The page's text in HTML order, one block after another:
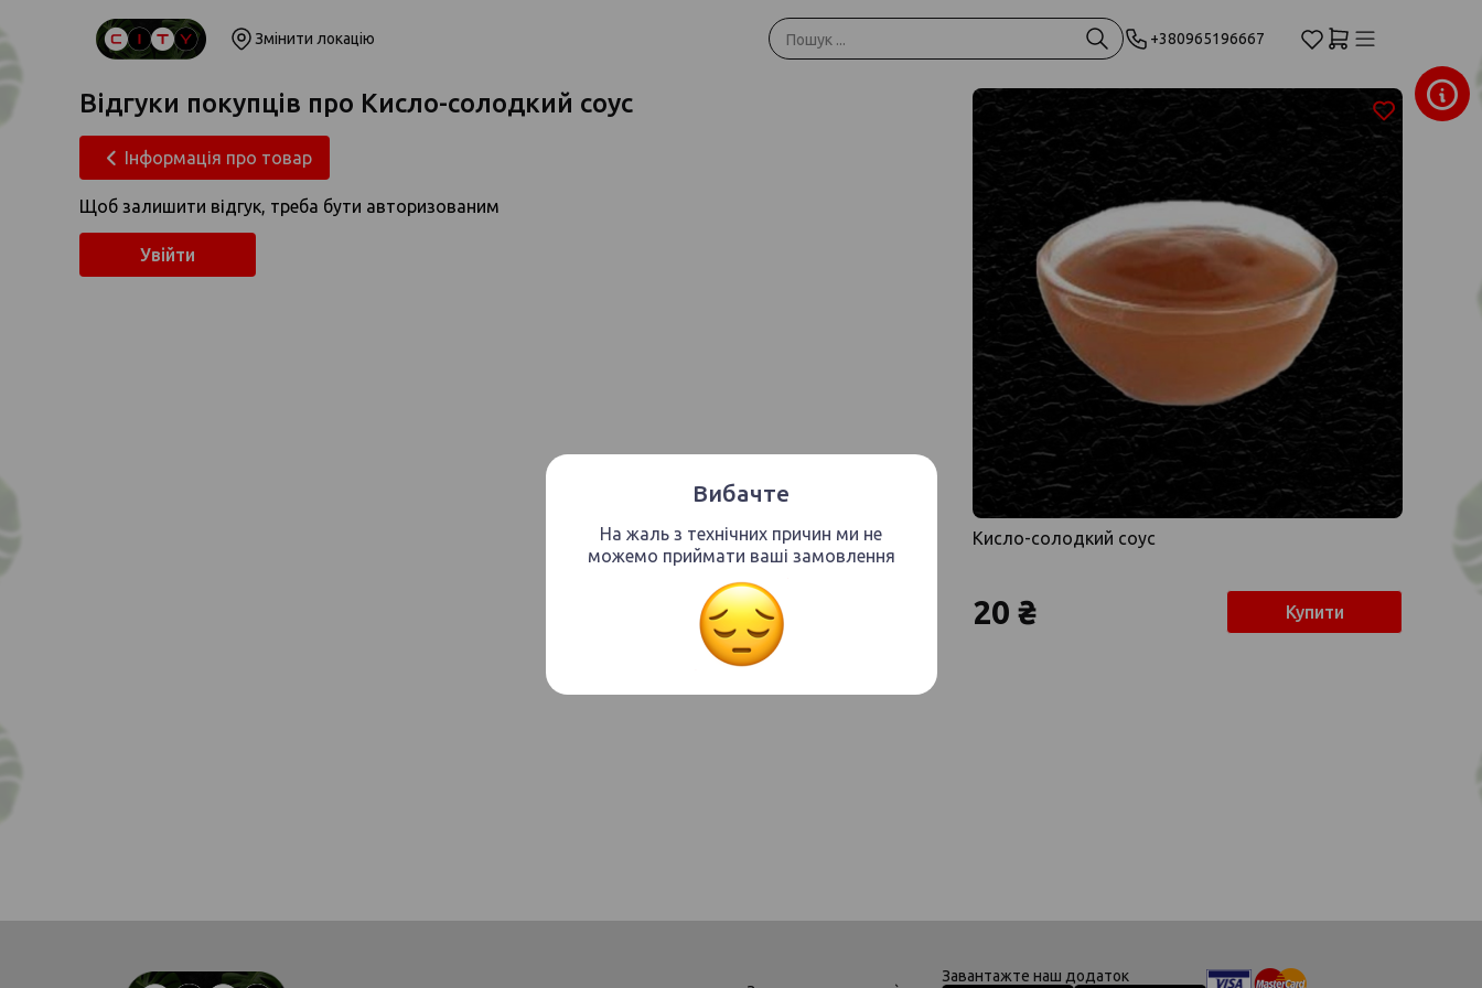
Вибачте
На жаль з технічних причин ми не
можемо приймати ваші замовлення
Змінити локацію +380965196667
Відгуки покупців про Кисло-солодкий соус
Інформація про товар
Щоб залишити відгук, треба бути авторизованим
Увійти
Кисло-солодкий соус
20 ₴ Купити
Завантажте наш додаток